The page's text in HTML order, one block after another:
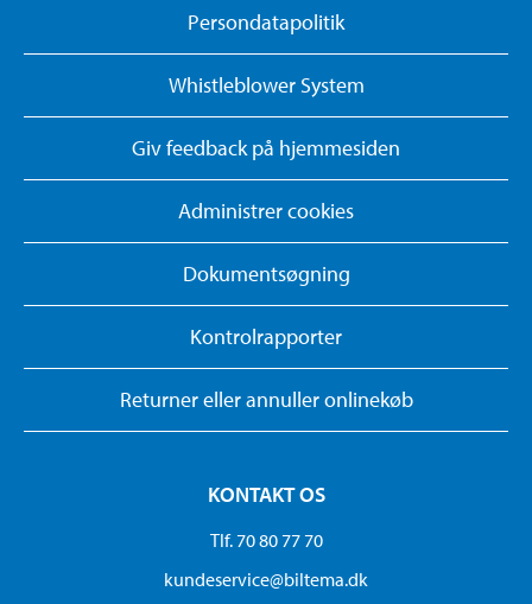
Persondatapolitik
Whistleblower System
Giv feedback på hjemmesiden
Administrer cookies
Dokumentsøgning
Kontrolrapporter
Returner eller annuller onlinekøb
KONTAKT OS
Tlf. 70 80 77 70
kundeservice@biltema.dk